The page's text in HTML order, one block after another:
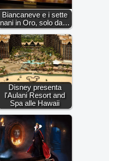
Biancaneve e i sette
nani in Oro, solo da…
Disney presenta
l'Aulani Resort and
Spa alle Hawaii